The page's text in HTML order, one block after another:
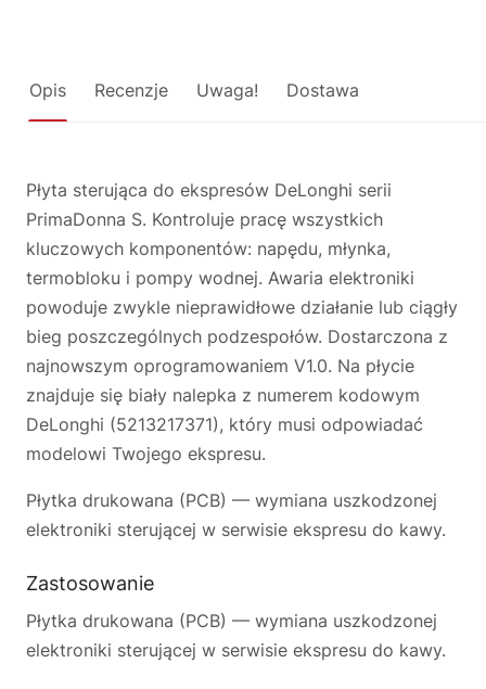
Opis Recenzje Uwaga! Dostawa
Płyta sterująca do ekspresów DeLonghi serii
PrimaDonna S. Kontroluje pracę wszystkich
kluczowych komponentów: napędu, młynka,
termobloku i pompy wodnej. Awaria elektroniki
powoduje zwykle nieprawidłowe działanie lub ciągły
bieg poszczególnych podzespołów. Dostarczona z
najnowszym oprogramowaniem V1.0. Na płycie
znajduje się biały nalepka z numerem kodowym
DeLonghi (5213217371), który musi odpowiadać
modelowi Twojego ekspresu.
Płytka drukowana (PCB) — wymiana uszkodzonej
elektroniki sterującej w serwisie ekspresu do kawy.
Zastosowanie
Płytka drukowana (PCB) — wymiana uszkodzonej
elektroniki sterującej w serwisie ekspresu do kawy.